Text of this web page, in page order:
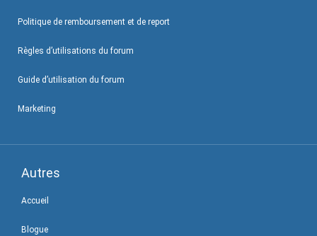
Politique de remboursement et de report
Règles d’utilisations du forum
Guide d’utilisation du forum
Marketing
Autres
Accueil
Blogue